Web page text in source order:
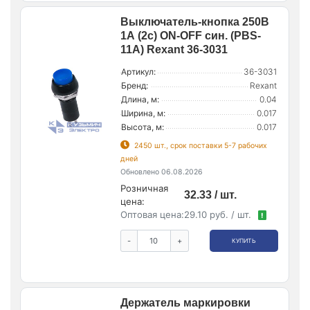
Выключатель-кнопка 250В
1А (2с) ON-OFF син. (PBS-
11А) Rexant 36-3031
Артикул:
36-3031
Бренд:
Rexant
Длина, м:
0.04
Ширина, м:
0.017
Высота, м:
0.017
2450 шт., срок поставки 5-7 рабочих
дней
Обновлено 06.08.2026
Розничная
цена:
32.33 / шт.
Оптовая цена:29.10 руб. / шт. !
- + КУПИТЬ
Держатель маркировки